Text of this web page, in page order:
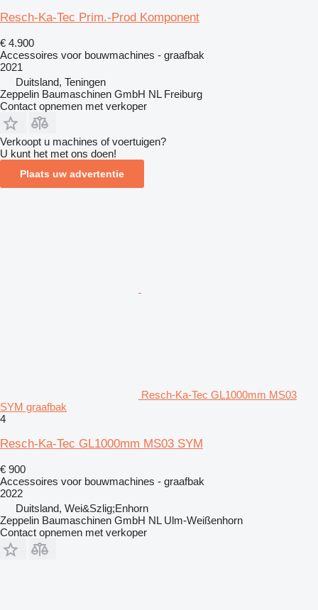
Resch-Ka-Tec Prim.-Prod Komponent
€ 4.900
Accessoires voor bouwmachines - graafbak
2021
Duitsland, Teningen
Zeppelin Baumaschinen GmbH NL Freiburg
Contact opnemen met verkoper
Verkoopt u machines of voertuigen?
U kunt het met ons doen!
Plaats uw advertentie
Resch-Ka-Tec GL1000mm MS03
SYM graafbak
4
Resch-Ka-Tec GL1000mm MS03 SYM
€ 900
Accessoires voor bouwmachines - graafbak
2022
Duitsland, Wei&Szlig;Enhorn
Zeppelin Baumaschinen GmbH NL Ulm-Weißenhorn
Contact opnemen met verkoper